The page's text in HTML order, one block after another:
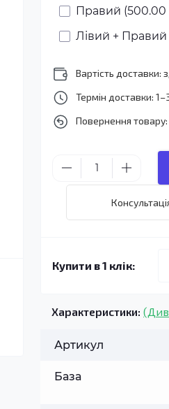
Правий (500.00
Лівий + Правий
Вартість доставки:
Термін доставки:
Повернення
Купити в 1 клік:
Характеристики:
Артикул
База